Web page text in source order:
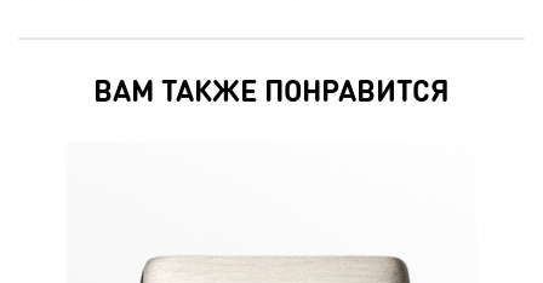
ВАМ ТАКЖЕ ПОНРАВИТСЯ